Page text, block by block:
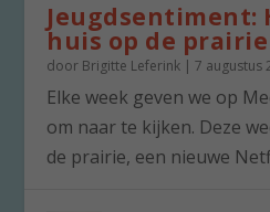
Jeugdsentiment:
huis op de prairie
door Brigitte Leferink |7 augustus
Elke week geven we op
om naar te kijken. Deze
de prairie, een nieuwe